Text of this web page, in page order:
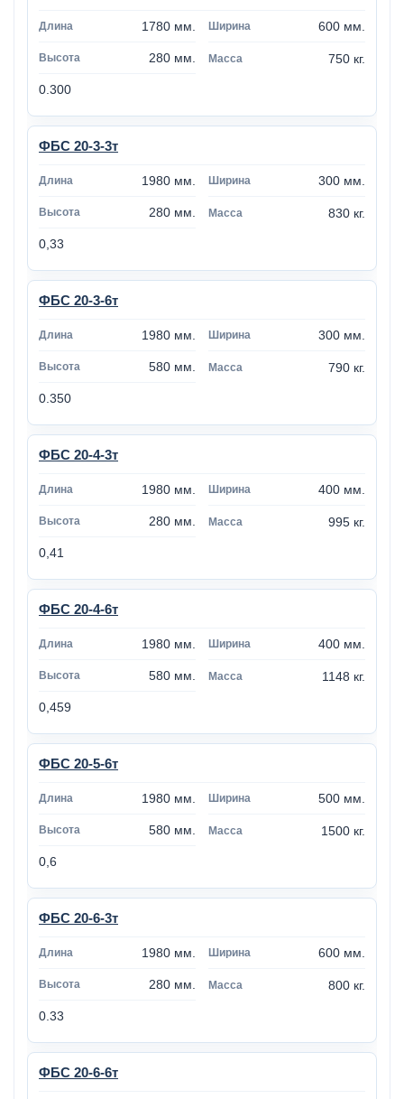
1780 мм. 600 мм.
280 мм. 750 кг.
0.300
ФБС 20-3-3т
1980 мм. 300 мм.
280 мм. 830 кг.
0,33
ФБС 20-3-6т
1980 мм. 300 мм.
580 мм. 790 кг.
0.350
ФБС 20-4-3т
1980 мм. 400 мм.
280 мм. 995 кг.
0,41
ФБС 20-4-6т
1980 мм. 400 мм.
580 мм. 1148 кг.
0,459
ФБС 20-5-6т
1980 мм. 500 мм.
580 мм. 1500 кг.
0,6
ФБС 20-6-3т
1980 мм. 600 мм.
280 мм. 800 кг.
0.33
ФБС 20-6-6т